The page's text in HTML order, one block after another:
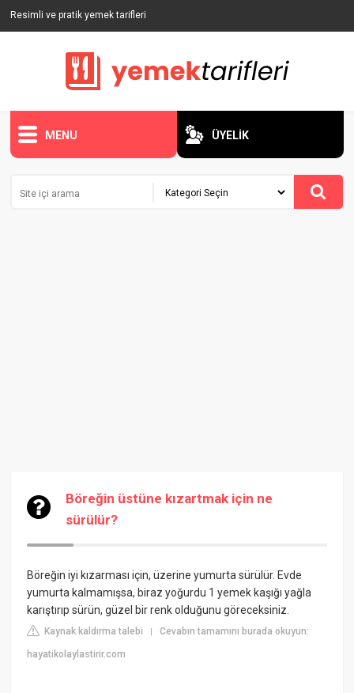
Resimli ve pratik yemek tarifleri
MENU ÜYELİK
Böreğin üstüne kızartmak için ne
sürülür?
Böreğin iyi kızarması için, üzerine yumurta sürülür. Evde
yumurta kalmamışsa, biraz yoğurdu 1 yemek kaşığı yağla
karıştırıp sürün, güzel bir renk olduğunu göreceksiniz.
Kaynak kaldırma talebi |Cevabın tamamını burada okuyun:
hayatikolaylastirir.com